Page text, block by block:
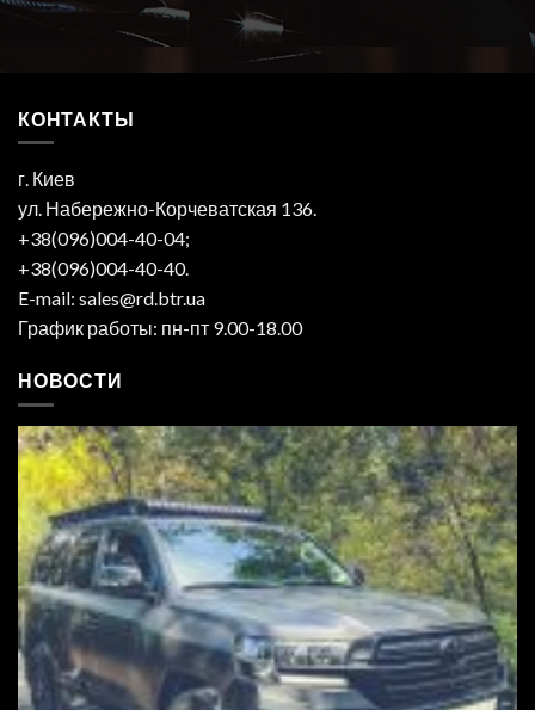
КОНТАКТЫ
г. Киев
ул. Набережно-Корчеватская 136.
+38(096)004-40-04;
+38(096)004-40-40.
E-mail: sales@rd.btr.ua
График работы: пн-пт 9.00-18.00
НОВОСТИ